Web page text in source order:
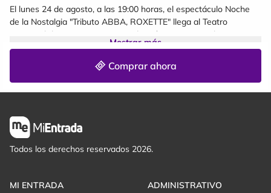
El lunes 24 de agosto, a las 19:00 horas, el espectáculo Noche
de la Nostalgia "Tributo ABBA, ROXETTE" llega al Teatro
Municipal de Rivera con una producción internacional que
promete emocionar al público de principio a fin.
Directamente desde Argentina, la banda Los Kallas sube al
Roxette.
una verdadera celebración de la Noche de la Nostalgia.
Mostrar más
Comprar ahora
Todos los derechos reservados 2026.
MI ENTRADA
ADMINISTRATIVO